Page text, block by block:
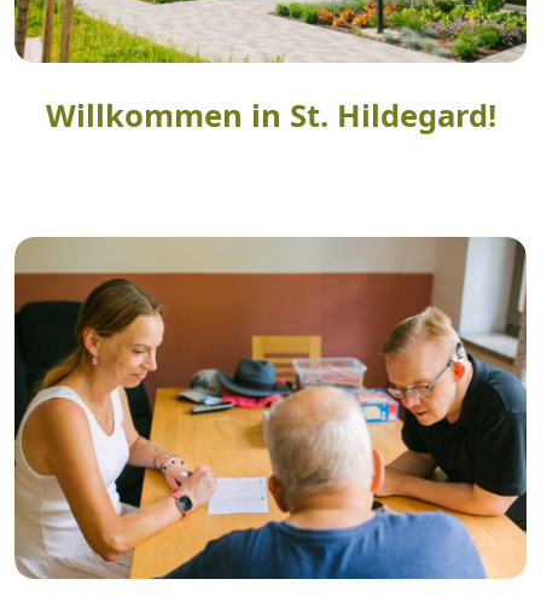
Willkommen in St. Hildegard!